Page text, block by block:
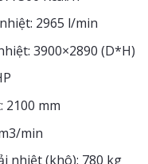
2965 l/min
3900×2890 (D*H)
mm
min
nhiệt (khô): 780 kg